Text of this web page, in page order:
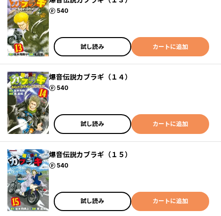
540
ポイント
試し読み カートに追加
爆音伝説カブラギ（１４）
540
ポイント
試し読み カートに追加
爆音伝説カブラギ（１５）
540
ポイント
試し読み カートに追加